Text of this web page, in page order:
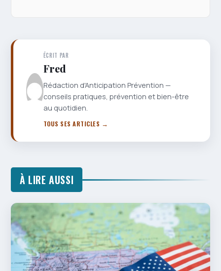
ÉCRIT PAR
Fred
Rédaction d'Anticipation Prévention —
conseils pratiques, prévention et bien-être
au quotidien.
TOUS SES ARTICLES →
À LIRE AUSSI